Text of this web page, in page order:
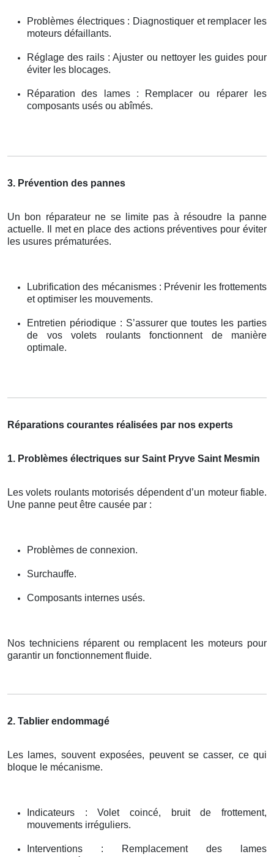
Problèmes électriques : Diagnostiquer et remplacer les
moteurs défaillants.
Réglage des rails : Ajuster ou nettoyer les guides pour
éviter les blocages.
Réparation des lames : Remplacer ou réparer les
composants usés ou abîmés.
3. Prévention des pannes
Un bon réparateur ne se limite pas à résoudre la panne
actuelle. Il met en place des actions préventives pour éviter
les usures prématurées.
Lubrification des mécanismes : Prévenir les frottements
et optimiser les mouvements.
Entretien périodique : S’assurer que toutes les parties
de vos volets roulants fonctionnent de manière
optimale.
Réparations courantes réalisées par nos experts
1. Problèmes électriques sur Saint Pryve Saint Mesmin
Les volets roulants motorisés dépendent d’un moteur fiable.
Une panne peut être causée par :
Problèmes de connexion.
Surchauffe.
Composants internes usés.
Nos techniciens réparent ou remplacent les moteurs pour
garantir un fonctionnement fluide.
2. Tablier endommagé
Les lames, souvent exposées, peuvent se casser, ce qui
bloque le mécanisme.
Indicateurs : Volet coincé, bruit de frottement,
mouvements irréguliers.
Interventions : Remplacement des lames